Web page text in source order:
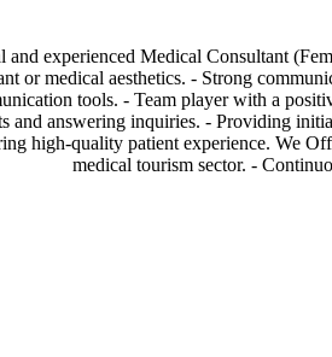
and experienced Medical Consultant
or medical aesthetics. - Strong
tools. - Team player with a
and answering inquiries. - Providing
high-quality patient experience. We
medical tourism sector. -